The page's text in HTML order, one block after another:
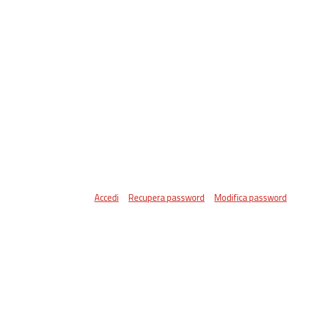
Accedi Recupera password Modifica password